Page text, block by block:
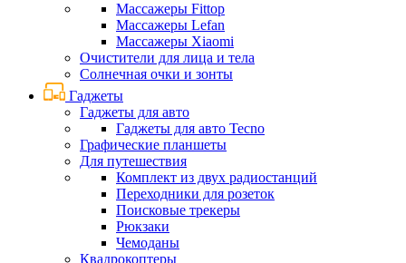
Массажеры Fittop
Массажеры Lefan
Массажеры Xiaomi
Очистители для лица и тела
Солнечная очки и зонты
Гаджеты
Гаджеты для авто
Гаджеты для авто Tecno
Графические планшеты
Для путешествия
Комплект из двух радиостанций
Переходники для розеток
Поисковые трекеры
Рюкзаки
Чемоданы
Квадрокоптеры